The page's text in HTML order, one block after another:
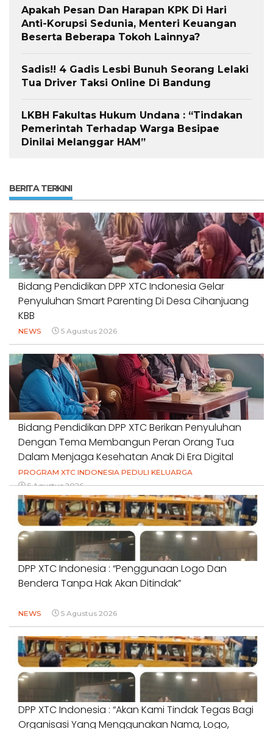
Apakah Pesan Dan Harapan KPK Di Hari
Anti-Korupsi Sedunia, Menteri Keuangan
Beserta Beberapa Tokoh Lainnya?
Sadis!! 4 Gadis Lesbi Bunuh Seorang Lelaki
Tua Driver Taksi Online Di Bandung
LKBH Fakultas Hukum Undana : “Tindakan
Pemerintah Terhadap Warga Besipae
Dinilai Melanggar HAM”
BERITA TERKINI
Bidang Pendidikan DPP XTC Indonesia Gelar
Penyuluhan Smart Parenting Di Desa Cihanjuang
KBB
NEWS 5 Agustus 2026
Bidang Pendidikan DPP XTC Berikan Penyuluhan
Dengan Tema Membangun Peran Orang Tua
Dalam Menjaga Kesehatan Anak Di Era Digital
PROGRAM XTC INDONESIA PEDULI KELUARGA
5 Agustus 2026
DPP XTC Indonesia : “Penggunaan Logo Dan
Bendera Tanpa Hak Akan Ditindak”
NEWS 5 Agustus 2026
DPP XTC Indonesia : “Akan Kami Tindak Tegas Bagi
Organisasi Yang Menggunakan Nama, Logo,